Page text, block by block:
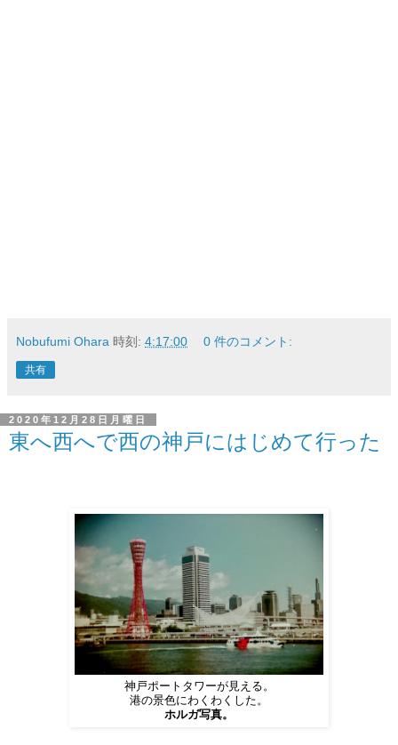
Nobufumi Ohara 時刻: 4:17:00 0 件のコメント:
共有
2020年12月28日月曜日
東へ西へで西の神戸にはじめて行った
神戸ポートタワーが見える。
港の景色にわくわくした。
ホルガ写真。